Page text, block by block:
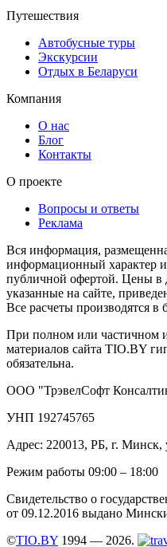
Путешествия
Автобусные туры
Экскурсии
Отдых в Беларуси
Компания
О нас
Блог
Контакты
О проекте
Вопросы и ответы
Реклама
Вся информация,
информационный характер
публичной офертой. Цены
указанные на сайте,
Все расчеты производятся в
При полном или частичном
материалов сайта TIO.BY
обязательна.
ООО "ТрэвелСофт
УНП 192745765
Адрес: 220013, РБ, г. Минск,
Режим работы 09:00 – 18:00
Свидетельство о
от 09.12.2016 выдано
©TIO.BY 1994 — 2026.